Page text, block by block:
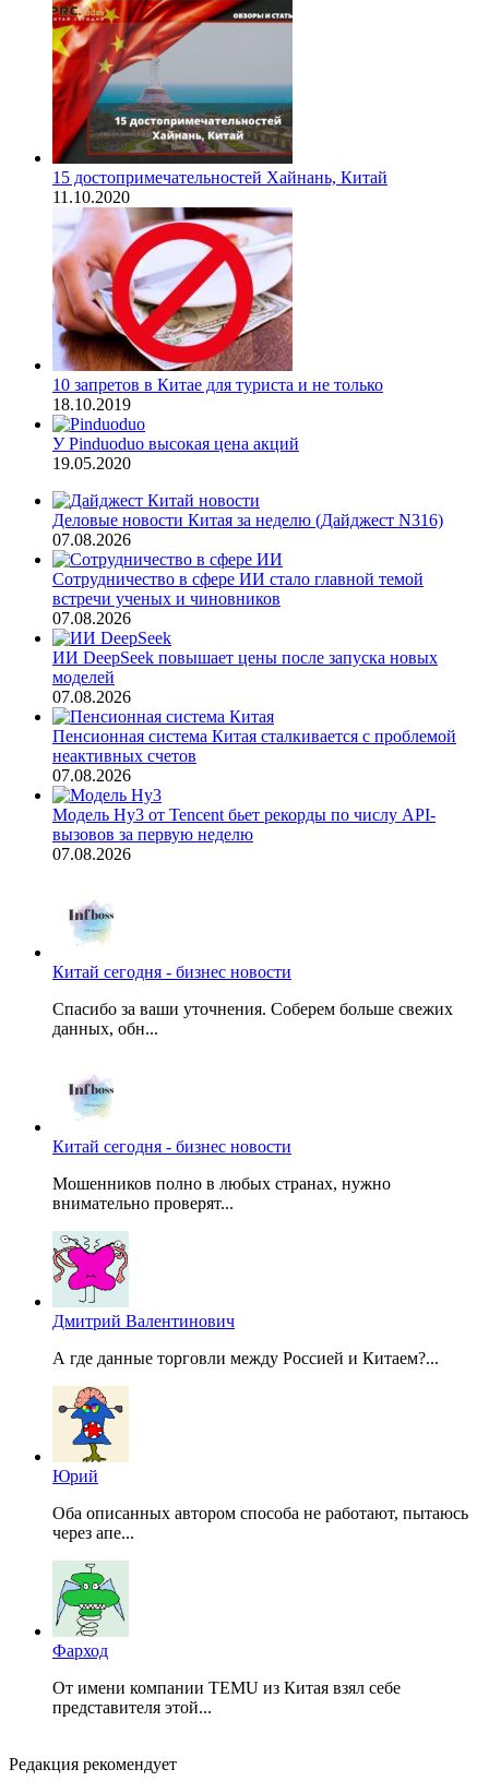
15 достопримечательностей Хайнань, Китай
11.10.2020
10 запретов в Китае для туриста и не только
18.10.2019
У Pinduoduo высокая цена акций
19.05.2020
Деловые новости Китая за неделю (Дайджест N316)
07.08.2026
Сотрудничество в сфере ИИ стало главной темой
встречи ученых и чиновников
07.08.2026
ИИ DeepSeek повышает цены после запуска новых
моделей
07.08.2026
Пенсионная система Китая сталкивается с проблемой
неактивных счетов
07.08.2026
Модель Hy3 от Tencent бьет рекорды по числу API-
вызовов за первую неделю
07.08.2026
Китай сегодня - бизнес новости
Спасибо за ваши уточнения. Соберем больше свежих
данных, обн...
Китай сегодня - бизнес новости
Мошенников полно в любых странах, нужно
внимательно проверят...
Дмитрий Валентинович
А где данные торговли между Россией и Китаем?...
Юрий
Оба описанных автором способа не работают, пытаюсь
через апе...
Фарход
От имени компании TEMU из Китая взял себе
представителя этой...
Редакция рекомендует